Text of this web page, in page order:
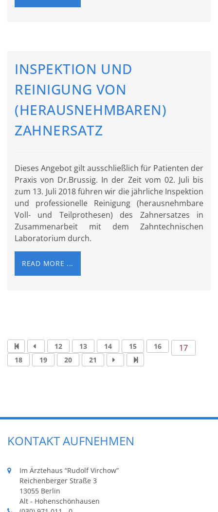
INSPEKTION UND
REINIGUNG VON
(HERAUSNEHMBAREN)
ZAHNERSATZ
Dieses Angebot gilt ausschließlich für Patienten der
Praxis von Dr.Brussig. In der Zeit vom 02. Juli bis
zum 13. Juli 2018 führen wir die jährliche Inspektion
und professionelle Reinigung (herausnehmbare
Voll- und Teilprothesen) des Zahnersatzes in
Zusammenarbeit mit dem Zahntechnischen
Laboratorium durch.
READ MORE ...
12 13 14 15 16 17
18 19 20 21
KONTAKT AUFNEHMEN
Im Ärztehaus “Rudolf Virchow”
Reichenberger Straße 3
13055 Berlin
Alt - Hohenschönhausen